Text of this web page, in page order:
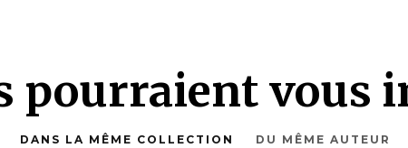
pourraient vous
DANS LA MÊME COLLECTION DU MÊME AUTEUR